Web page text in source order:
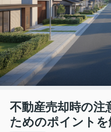
不動産売却時の注
ためのポイントを